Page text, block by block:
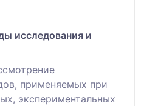
исследования и
применяемых при
экспериментальных